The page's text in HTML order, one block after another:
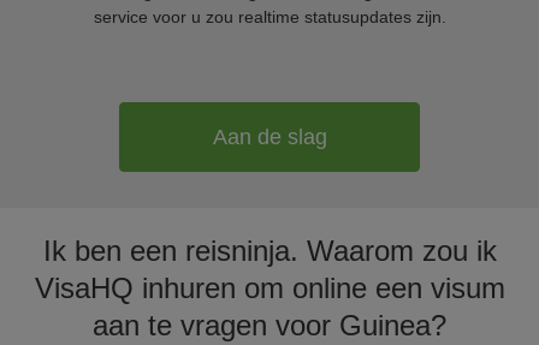
service voor u zou realtime statusupdates zijn.
Aan de slag
Ik ben een reisninja. Waarom zou ik
VisaHQ inhuren om online een visum
aan te vragen voor Guinea?